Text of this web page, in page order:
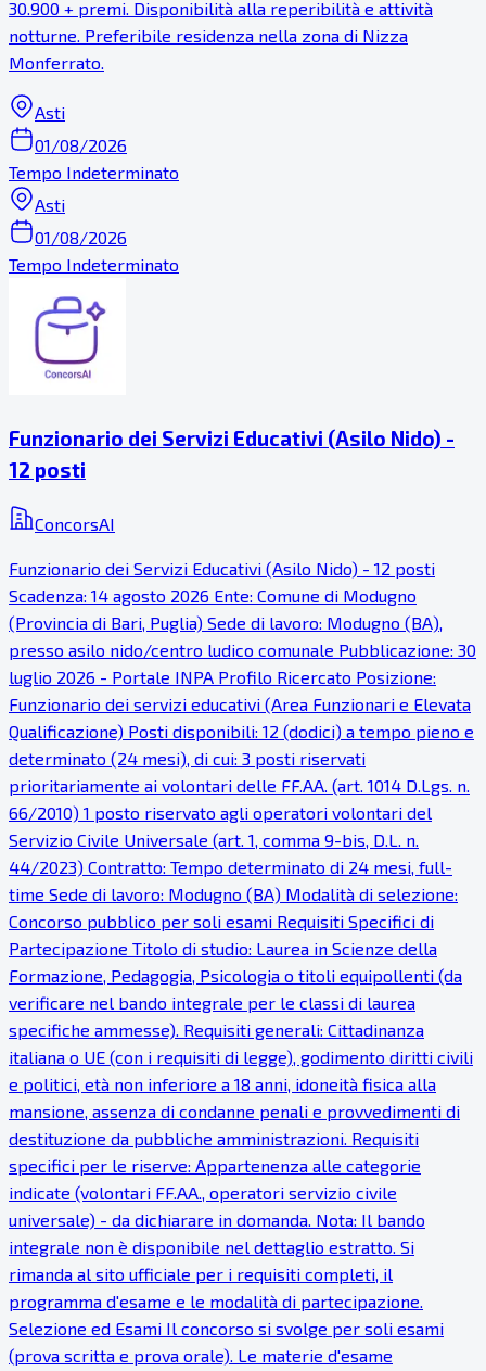
30.900 + premi. Disponibilità alla reperibilità e attività
notturne. Preferibile residenza nella zona di Nizza
Monferrato.
Asti
01/08/2026
Tempo Indeterminato
Asti
01/08/2026
Tempo Indeterminato
Funzionario dei Servizi Educativi (Asilo Nido) -
12 posti
ConcorsAI
Funzionario dei Servizi Educativi (Asilo Nido) - 12 posti
Scadenza: 14 agosto 2026 Ente: Comune di Modugno
(Provincia di Bari, Puglia) Sede di lavoro: Modugno (BA),
presso asilo nido/centro ludico comunale Pubblicazione: 30
luglio 2026 - Portale INPA Profilo Ricercato Posizione:
Funzionario dei servizi educativi (Area Funzionari e Elevata
Qualificazione) Posti disponibili: 12 (dodici) a tempo pieno e
determinato (24 mesi), di cui: 3 posti riservati
prioritariamente ai volontari delle FF.AA. (art. 1014 D.Lgs. n.
66/2010) 1 posto riservato agli operatori volontari del
Servizio Civile Universale (art. 1, comma 9-bis, D.L. n.
44/2023) Contratto: Tempo determinato di 24 mesi, full-
time Sede di lavoro: Modugno (BA) Modalità di selezione:
Concorso pubblico per soli esami Requisiti Specifici di
Partecipazione Titolo di studio: Laurea in Scienze della
Formazione, Pedagogia, Psicologia o titoli equipollenti (da
verificare nel bando integrale per le classi di laurea
specifiche ammesse). Requisiti generali: Cittadinanza
italiana o UE (con i requisiti di legge), godimento diritti civili
e politici, età non inferiore a 18 anni, idoneità fisica alla
mansione, assenza di condanne penali e provvedimenti di
destituzione da pubbliche amministrazioni. Requisiti
specifici per le riserve: Appartenenza alle categorie
indicate (volontari FF.AA., operatori servizio civile
universale) - da dichiarare in domanda. Nota: Il bando
integrale non è disponibile nel dettaglio estratto. Si
rimanda al sito ufficiale per i requisiti completi, il
programma d'esame e le modalità di partecipazione.
Selezione ed Esami Il concorso si svolge per soli esami
(prova scritta e prova orale). Le materie d'esame